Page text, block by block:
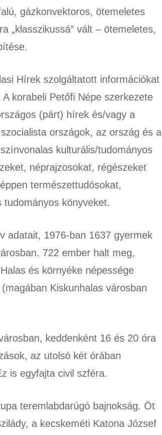
gázkonvektoros, ötemeletes
„klasszikussá” vált – ötemeletes,
Hírek szolgáltatott információkat
korabeli Petőfi Népe szerkezete
(párt) hírek és/vagy a
országok, az ország és a
kulturális/tudományos
néprajzosokat, régészeket
természettudósokat,
könyveket.
adatait, 1976-ban 1637 gyermek
722 ember halt meg,
és környéke népessége
Kiskunhalas városban
keddenként 16 és 20 óra
az utolsó két órában
is egyfajta civil szféra.
teremlabdarúgó bajnokság. Öt
a kecskeméti Katona József